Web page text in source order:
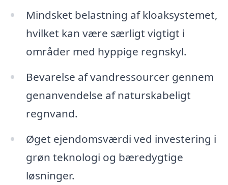
Mindsket belastning af kloaksystemet,
hvilket kan være særligt vigtigt i
områder med hyppige regnskyl.
Bevarelse af vandressourcer gennem
genanvendelse af naturskabeligt
regnvand.
Øget ejendomsværdi ved investering i
grøn teknologi og bæredygtige
løsninger.